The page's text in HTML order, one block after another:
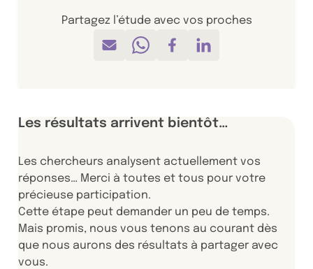
Partagez l’étude avec vos proches
Envoyer par mail
Partager sur Whatsapp
Partager sur Facebook
Partager sur
Les résultats arrivent bientôt…
Les chercheurs analysent actuellement vos
réponses… Merci à toutes et tous pour votre
précieuse participation.
Cette étape peut demander un peu de temps.
Mais promis, nous vous tenons au courant dès
que nous aurons des résultats à partager avec
vous.